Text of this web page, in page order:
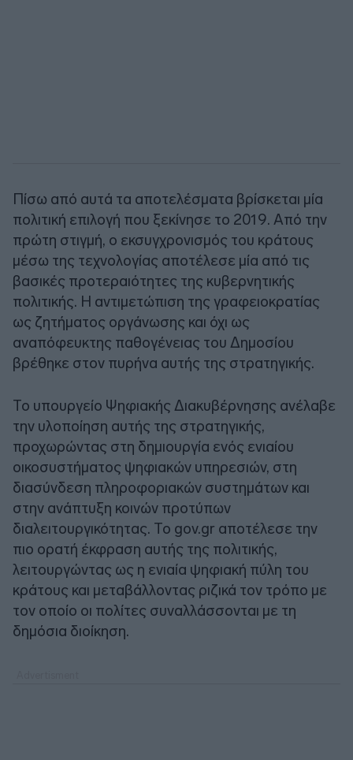
Πίσω από αυτά τα αποτελέσματα βρίσκεται μία
πολιτική επιλογή που ξεκίνησε το 2019. Από την
πρώτη στιγμή, ο εκσυγχρονισμός του κράτους
μέσω της τεχνολογίας αποτέλεσε μία από τις
βασικές προτεραιότητες της κυβερνητικής
πολιτικής. Η αντιμετώπιση της γραφειοκρατίας
ως ζητήματος οργάνωσης και όχι ως
αναπόφευκτης παθογένειας του Δημοσίου
βρέθηκε στον πυρήνα αυτής της στρατηγικής.
Το υπουργείο Ψηφιακής Διακυβέρνησης ανέλαβε
την υλοποίηση αυτής της στρατηγικής,
προχωρώντας στη δημιουργία ενός ενιαίου
οικοσυστήματος ψηφιακών υπηρεσιών, στη
διασύνδεση πληροφοριακών συστημάτων και
στην ανάπτυξη κοινών προτύπων
διαλειτουργικότητας. Το gov.gr αποτέλεσε την
πιο ορατή έκφραση αυτής της πολιτικής,
λειτουργώντας ως η ενιαία ψηφιακή πύλη του
κράτους και μεταβάλλοντας ριζικά τον τρόπο με
τον οποίο οι πολίτες συναλλάσσονται με τη
δημόσια διοίκηση.